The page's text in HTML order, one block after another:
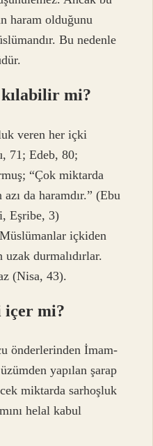
haram olduğunu
Bu nedenle
mi?
veren her içki
71; Edeb, 80;
“Çok miktarda
da haramdır.” (Ebu
Eşribe, 3)
içkiden
durmalıdırlar.
(Nisa, 43).
içer mi?
önderlerinden İmam-
yapılan şarap
miktarda sarhoşluk
helal kabul